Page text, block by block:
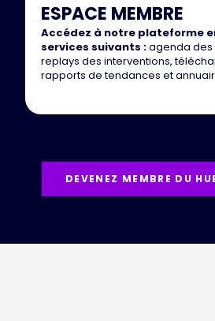
ESPACE MEMBRE
Accédez à notre plateforme
services suivants :agenda des
replays des interventions,
rapports de tendances et
DEVENEZ MEMBRE DU